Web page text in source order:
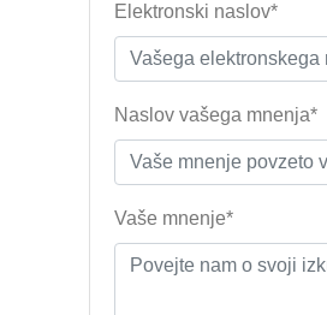
Elektronski naslov*
Naslov vašega mnenja*
Vaše mnenje*